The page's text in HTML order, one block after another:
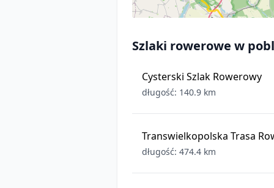
Szlaki rowerowe w
Cysterski Szlak Rowerowy
długość: 140.9 km
Transwielkopolska Trasa
długość: 474.4 km